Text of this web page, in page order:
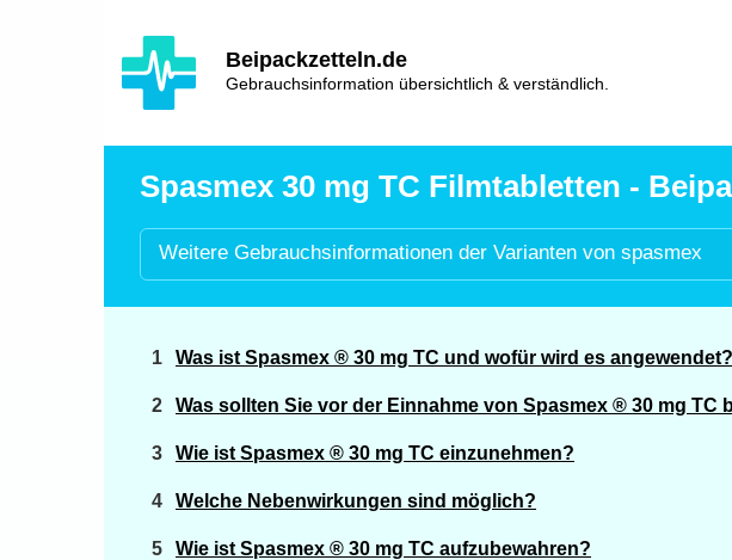
Beipackzetteln.de
Gebrauchsinformation übersichtlich & verständlich.
Hlavní
navigace
Spasmex 30 mg TC Filmtabletten -
Weitere Gebrauchsinformationen der Varianten von spasmex
Was ist Spasmex ® 30 mg TC und wofür wird es angewendet?
Was sollten Sie vor der Einnahme von Spasmex ® 30 mg TC
Wie ist Spasmex ® 30 mg TC einzunehmen?
Welche Nebenwirkungen sind möglich?
Wie ist Spasmex ® 30 mg TC aufzubewahren?